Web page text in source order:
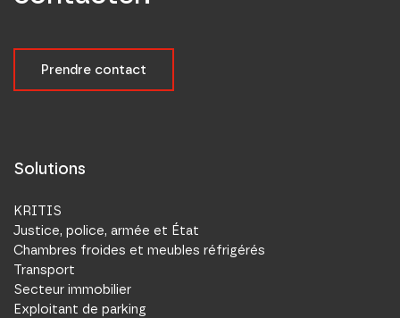
Prendre contact
Solutions
KRITIS
Justice, police, armée et État
Chambres froides et meubles réfrigérés
Transport
Secteur immobilier
Exploitant de parking